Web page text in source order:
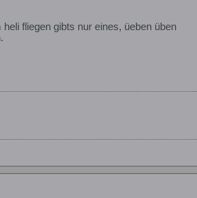
fliegen gibts nur eines, üeben üben